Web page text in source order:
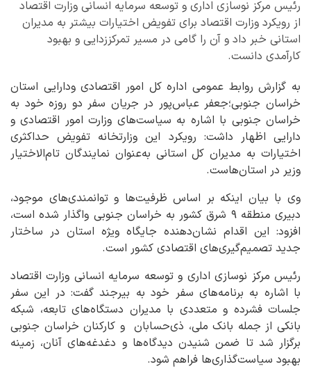
رئیس مرکز نوسازی اداری و توسعه سرمایه انسانی وزارت اقتصاد
از رویکرد وزارت اقتصاد برای تفویض اختیارات بیشتر به مدیران
استانی خبر داد و آن را گامی در مسیر تمرکززدایی و بهبود
کارآمدی دانست.
به گزارش روابط عمومی اداره کل امور اقتصادی ودارایی استان
خراسان جنوبی؛جعفر عباس‌پور در جریان سفر دو روزه خود به
خراسان جنوبی با اشاره به سیاست‌های وزارت امور اقتصادی و
دارایی اظهار داشت: رویکرد این وزارتخانه تفویض حداکثری
اختیارات به مدیران کل استانی به‌عنوان نمایندگان تام‌الاختیار
وزیر در استان‌هاست.
وی با بیان اینکه بر اساس ظرفیت‌ها و توانمندی‌های موجود،
دبیری منطقه ۹ شرق کشور به خراسان جنوبی واگذار شده است،
افزود: این اقدام نشان‌دهنده جایگاه ویژه استان در ساختار
جدید تصمیم‌گیری‌های اقتصادی کشور است.
رئیس مرکز نوسازی اداری و توسعه سرمایه انسانی وزارت اقتصاد
با اشاره به برنامه‌های سفر خود به بیرجند گفت: در این سفر
جلسات فشرده و متعددی با مدیران دستگاه‌های تابعه، شبکه
بانکی از جمله بانک ملی، ذی‌حسابان و کارکنان خراسان جنوبی
برگزار شد تا ضمن شنیدن دیدگاه‌ها و دغدغه‌های آنان، زمینه
بهبود سیاست‌گذاری‌ها فراهم شود.